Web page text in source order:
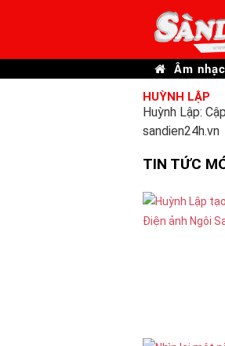
Âm nhạc
HUỲNH LẬP
Huỳnh Lập:
sandien24h.vn
TIN TỨC